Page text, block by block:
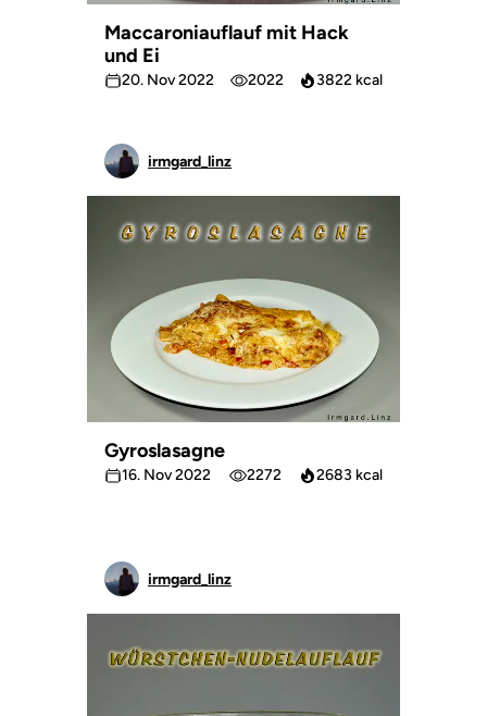
Maccaroniauflauf mit Hack
und Ei
20. Nov 2022 2022 3822 kcal
irmgard_linz
Gyroslasagne
16. Nov 2022 2272 2683 kcal
irmgard_linz